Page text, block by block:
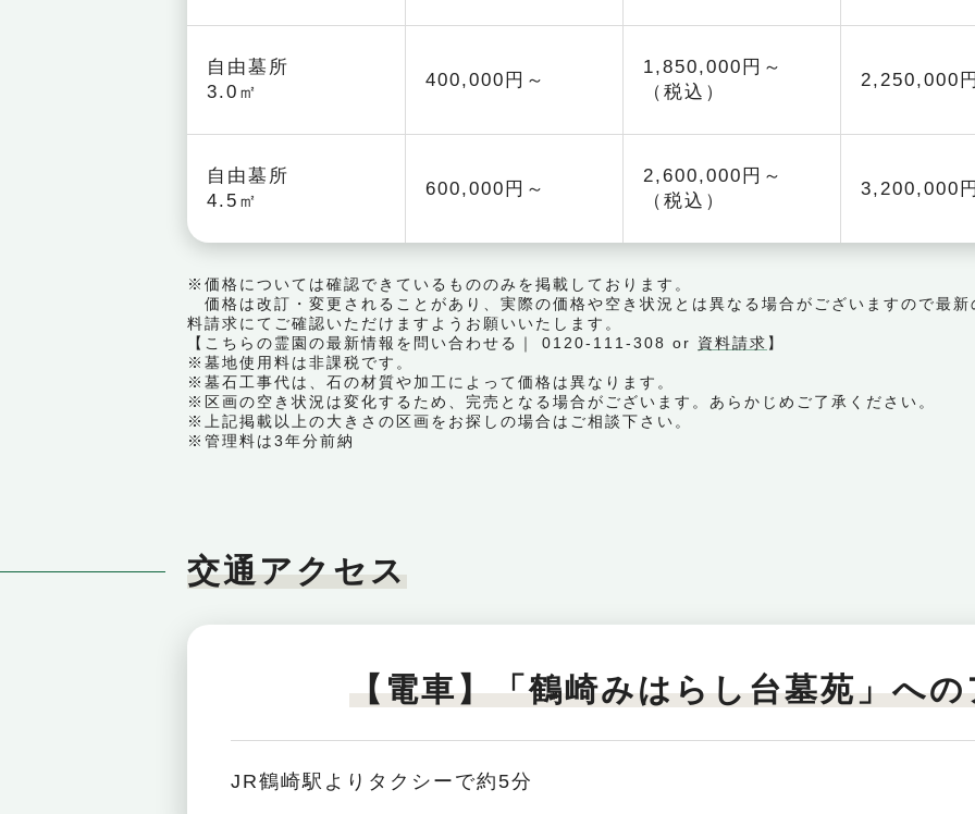
自由墓所
3.0㎡
400,000円～
1,850,000円～
（税込）
2,250,000
自由墓所
4.5㎡
600,000円～
2,600,000円～
（税込）
3,200,000
※価格については確認できているもののみを掲載しております。
価格は改訂・変更されることがあり、実際の価格や空き状況とは異なる場合がございますので最
料請求にてご確認いただけますようお願いいたします。
【こちらの霊園の最新情報を問い合わせる｜ 0120-111-308 or 資料請求 】
※墓地使用料は非課税です。
※墓石工事代は、石の材質や加工によって価格は異なります。
※区画の空き状況は変化するため、完売となる場合がございます。あらかじめご了承ください。
※上記掲載以上の大きさの区画をお探しの場合はご相談下さい。
※管理料は3年分前納
交通アクセス
【電車】「鶴崎みはらし台墓苑」へ
JR鶴崎駅よりタクシーで約5分